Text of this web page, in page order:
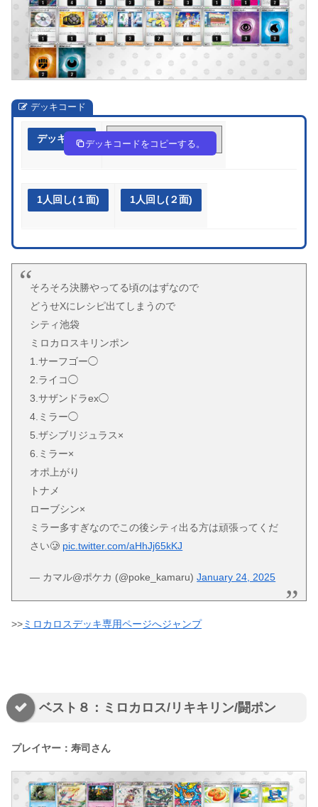
デッキコード
デッキ作成 Yx8acx-2wOb0P-K8cDxc
デッキコードをコピーする。
1人回し(１面) 1人回し(２面)
そろそろ決勝やってる頃のはずなので
どうせXにレシピ出てしまうので
シティ池袋
ミロカロスキリンポン
1.サーフゴー◯
2.ライコ◯
3.サザンドラex◯
4.ミラー◯
5.ザシブリジュラス×
6.ミラー×
オポ上がり
トナメ
ローブシン×
ミラー多すぎなのでこの後シティ出る方は頑張ってくだ
さい🥲 pic.twitter.com/aHhJj65kKJ
— カマル@ポケカ (@poke_kamaru)January 24, 2025
>>ミロカロスデッキ専用ページへジャンプ
ベスト８：ミロカロス/リキキリン/闘ポン
プレイヤー：寿司さん